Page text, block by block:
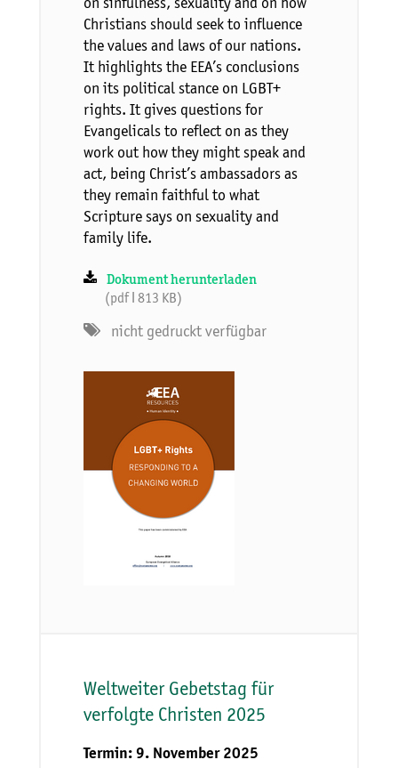
on sinfulness, sexuality and on how
Christians should seek to influence
the values and laws of our nations.
It highlights the EEA’s conclusions
on its political stance on LGBT+
rights. It gives questions for
Evangelicals to reflect on as they
work out how they might speak and
act, being Christ’s ambassadors as
they remain faithful to what
Scripture says on sexuality and
family life.
Dokument herunterladen
(pdf ǀ 813 KB)
nicht gedruckt verfügbar
Weltweiter Gebetstag für
verfolgte Christen 2025
Termin: 9. November 2025